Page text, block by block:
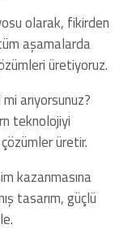
olarak, fikirden
aşamalarda
üretiyoruz.
arıyorsunuz?
teknolojiyi
üretir.
kazanmasına
tasarım, güçlü